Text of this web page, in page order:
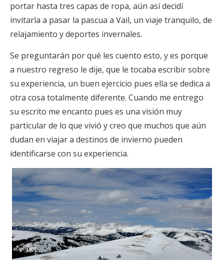
portar hasta tres capas de ropa, aún así decidí
invitarla a pasar la pascua a Vail, un viaje tranquilo, de
relajamiento y deportes invernales.
Se preguntarán por qué les cuento esto, y es porque
a nuestro regreso le dije, que le tocaba escribir sobre
su experiencia, un buen ejercicio pues ella se dedica a
otra cosa totalmente diferente. Cuando me entrego
su escrito me encanto pues es una visión muy
particular de lo que vivió y creo que muchos que aún
dudan en viajar a destinos de invierno pueden
identificarse con su experiencia.